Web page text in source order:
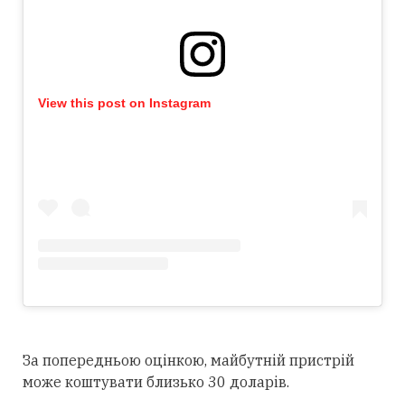
View this post on Instagram
За попередньою оцінкою, майбутній пристрій
може коштувати близько 30 доларів.